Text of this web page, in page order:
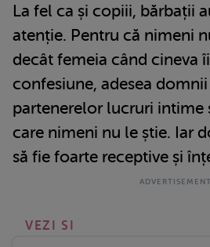
La fel ca și copiii, bărbații
atenție. Pentru că nimeni
decât femeia când cineva
confesiune, adesea
partenerelor lucruri intime
care nimeni nu le știe. Iar
să fie foarte receptive și
VEZI SI